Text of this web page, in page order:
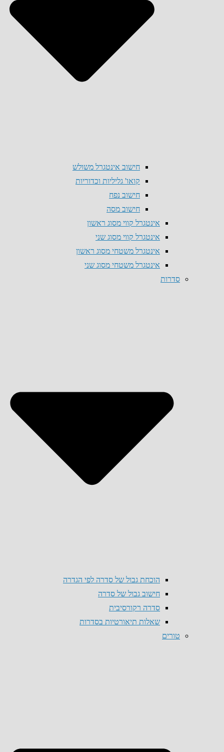
חישוב אינטגרל משולש
קואו' גליליות וכדוריות
חישוב נפח
חישוב מסה
אינטגרל קווי מסוג ראשון
אינטגרל קווי מסוג שני
אינטגרל משטחי מסוג ראשון
אינטגרל משטחי מסוג שני
סדרות
הוכחת גבול של סדרה לפי הגדרה
חישוב גבול של סדרה
סדרה רקורסיבית
שאלות תיאורטיות בסדרות
טורים